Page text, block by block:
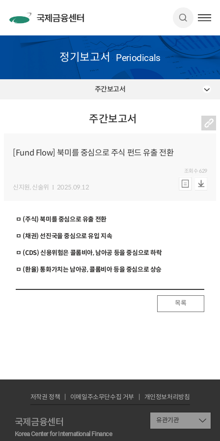
정기보고서 Periodicals
주간보고서
주간보고서
[Fund Flow] 북미를 중심으로 주식 펀드 유출 전환
신지원, 신술위 2025.09.12
조회수629
ㅁ (주식) 북미를 중심으로 유출 전환
ㅁ (채권) 선진국을 중심으로 유입 지속
ㅁ (CDS) 신용위험은 콜롬비아, 남아공 등을 중심으로 하락
ㅁ (환율) 통화가치는 남아공, 콜롬비아 등을 중심으로 상승
목록
국제금융센터
Korea Center for International Finance
저작권 정책 이메일주소무단수집 거부 개인정보처리방침
유관기관